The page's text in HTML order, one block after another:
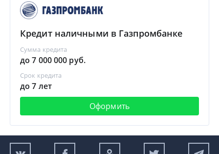
Кредит наличными в Газпромбанке
Сумма кредита
до 7 000 000 руб.
Срок кредита
до 7 лет
Оформить